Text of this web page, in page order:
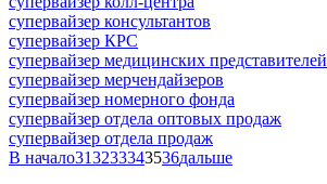
супервайзер консультантов
супервайзер КРС
супервайзер медицинских представителей
супервайзер мерчендайзеров
супервайзер номерного фонда
супервайзер отдела оптовых продаж
супервайзер отдела продаж
В начало313233343536дальше